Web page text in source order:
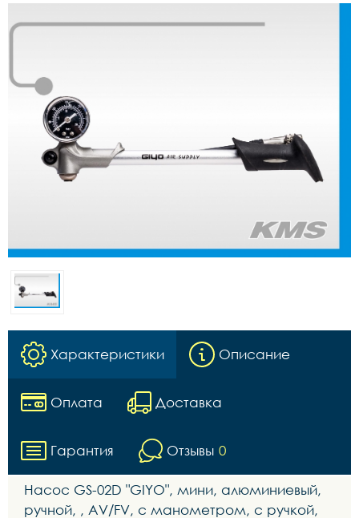
Характеристики Описание
Оплата Доставка
Гарантия Отзывы 0
Насос GS-02D "GIYO", мини, алюминиевый,
ручной, , AV/FV, с манометром, с ручкой,